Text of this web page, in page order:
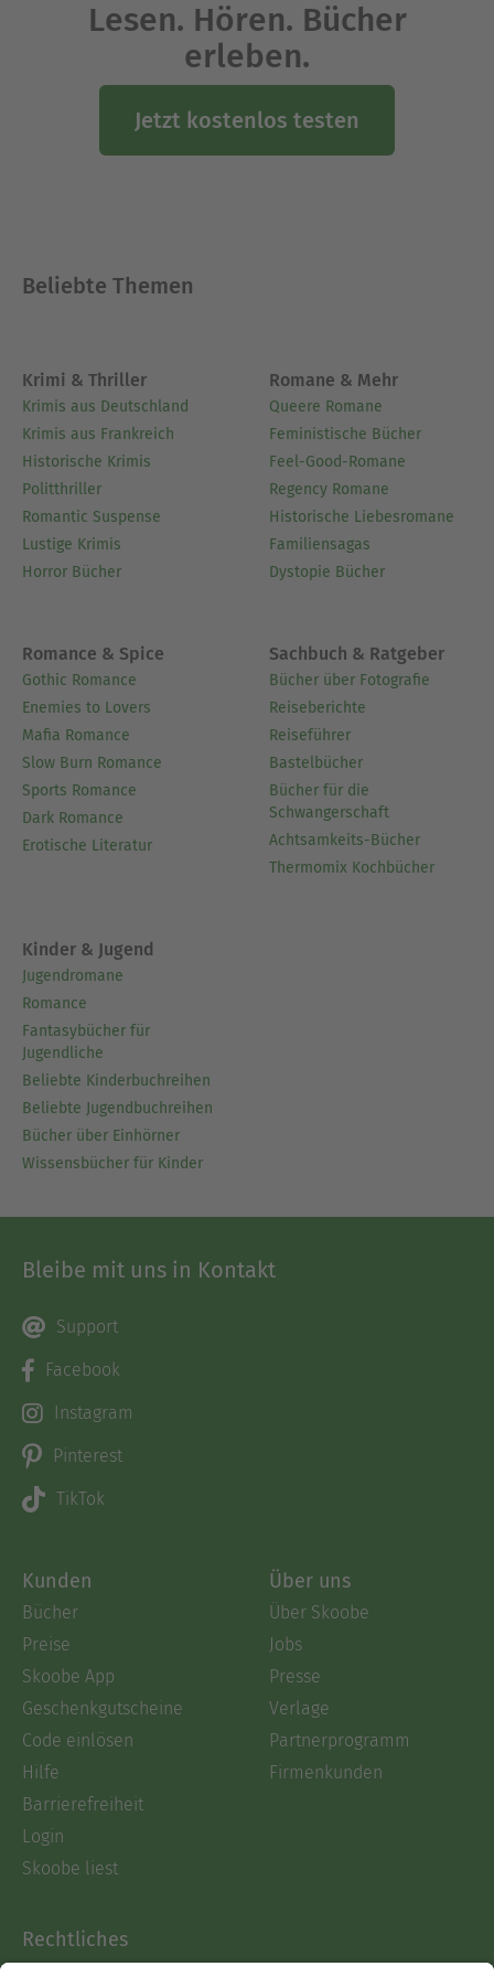
Lesen. Hören. Bücher
erleben.
Jetzt kostenlos testen
Beliebte Themen
Krimi & Thriller
Krimis aus Deutschland
Krimis aus Frankreich
Historische Krimis
Politthriller
Romantic Suspense
Lustige Krimis
Horror Bücher
Romane & Mehr
Queere Romane
Feministische Bücher
Feel-Good-Romane
Regency Romane
Historische Liebesromane
Familiensagas
Dystopie Bücher
Romance & Spice
Gothic Romance
Enemies to Lovers
Mafia Romance
Slow Burn Romance
Sports Romance
Dark Romance
Erotische Literatur
Sachbuch & Ratgeber
Bücher über Fotografie
Reiseberichte
Reiseführer
Bastelbücher
Bücher für die
Schwangerschaft
Achtsamkeits-Bücher
Thermomix Kochbücher
Kinder & Jugend
Jugendromane
Romance
Fantasybücher für
Jugendliche
Beliebte Kinderbuchreihen
Beliebte Jugendbuchreihen
Bücher über Einhörner
Wissensbücher für Kinder
Bleibe mit uns in Kontakt
Support
Facebook
Instagram
Pinterest
TikTok
Kunden
Bücher
Preise
Skoobe App
Geschenkgutscheine
Code einlösen
Hilfe
Barrierefreiheit
Login
Skoobe liest
Über uns
Über Skoobe
Jobs
Presse
Verlage
Partnerprogramm
Firmenkunden
Rechtliches